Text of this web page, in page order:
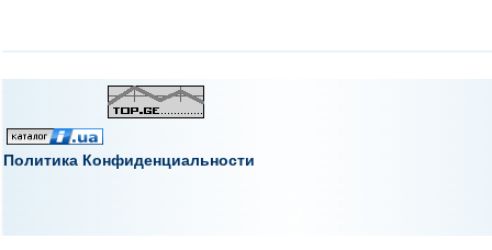
Политика Конфиденциальности